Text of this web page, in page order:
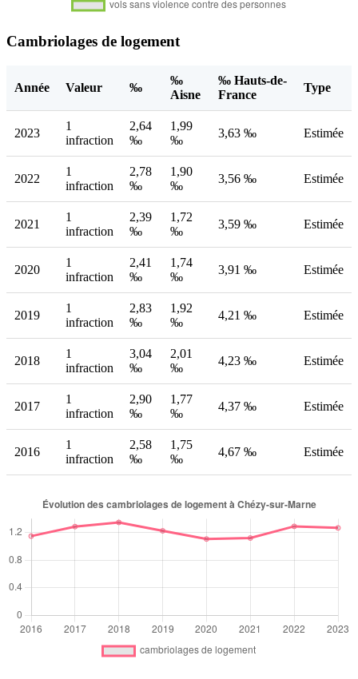
Cambriolages de logement
Année Valeur ‰
‰
Aisne
‰ Hauts-de-
France
Type
2023
1
infraction
2,64
‰
1,99
‰
3,63 ‰ Estimée
2022
1
infraction
2,78
‰
1,90
‰
3,56 ‰ Estimée
2021
1
infraction
2,39
‰
1,72
‰
3,59 ‰ Estimée
2020
1
infraction
2,41
‰
1,74
‰
3,91 ‰ Estimée
2019
1
infraction
2,83
‰
1,92
‰
4,21 ‰ Estimée
2018
1
infraction
3,04
‰
2,01
‰
4,23 ‰ Estimée
2017
1
infraction
2,90
‰
1,77
‰
4,37 ‰ Estimée
2016
1
infraction
2,58
‰
1,75
‰
4,67 ‰ Estimée